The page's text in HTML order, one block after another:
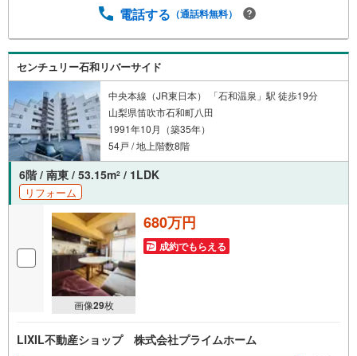
電話する （通話料無料）
センチュリー石和リバーサイド
中央本線（JR東日本） 「石和温泉」駅 徒歩19分
山梨県笛吹市石和町八田
1991年10月（築35年）
54戸 / 地上階数8階
6階 / 南東 / 53.15m2 / 1LDK
リフォーム
画像29枚
680万円
成約でもらえる
LIXIL不動産ショップ 株式会社プライムホーム